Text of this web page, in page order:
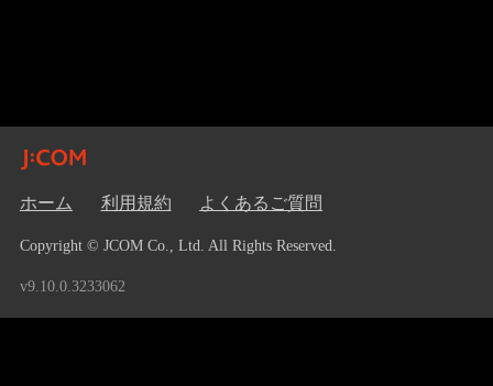
ホーム 利用規約 よくあるご質問
Copyright © JCOM Co., Ltd. All Rights Reserved.
v9.10.0.3233062